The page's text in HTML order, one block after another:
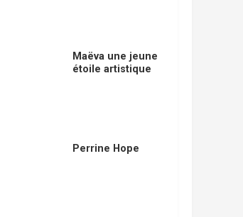
Maëva une jeune
étoile artistique
Perrine Hope